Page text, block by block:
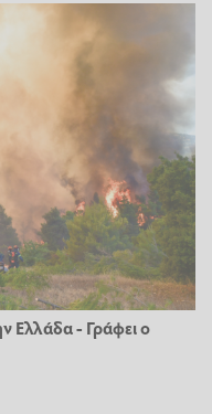
Ελλάδα - Γράφει ο